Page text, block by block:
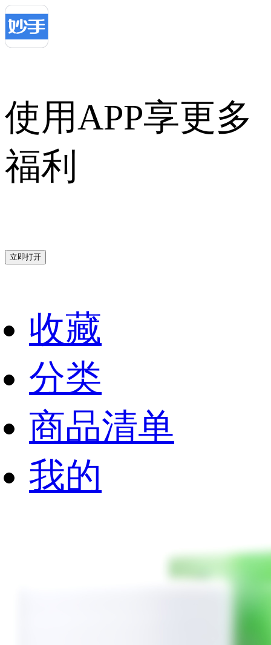
使用APP享更多
福利
立即打开
收藏
分类
商品清单
我的